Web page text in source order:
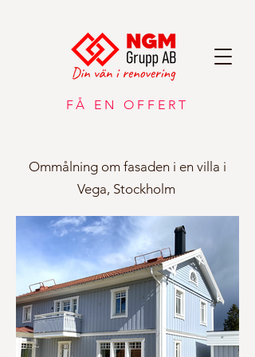
FÅ EN OFFERT
Ommålning om fasaden i en villa i
Vega, Stockholm